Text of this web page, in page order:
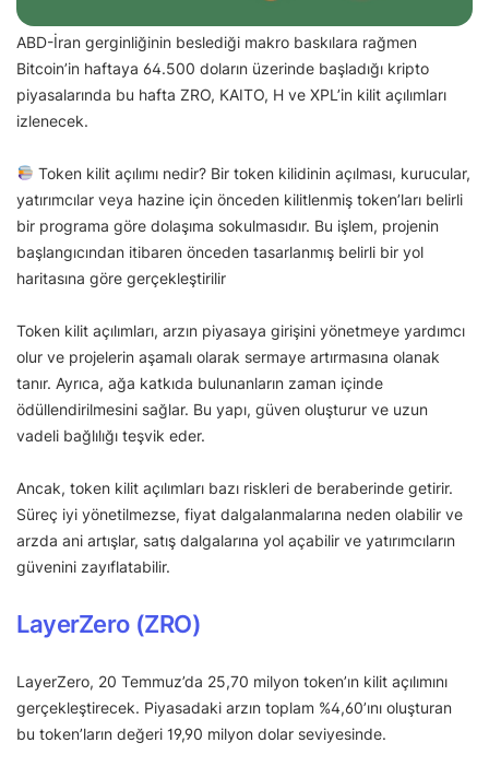
ABD-İran gerginliğinin beslediği makro baskılara rağmen
Bitcoin’in haftaya 64.500 doların üzerinde başladığı kripto
piyasalarında bu hafta ZRO, KAITO, H ve XPL’in kilit açılımları
izlenecek.
Token kilit açılımı nedir? Bir token kilidinin açılması, kurucular,
yatırımcılar veya hazine için önceden kilitlenmiş token’ları belirli
bir programa göre dolaşıma sokulmasıdır. Bu işlem, projenin
başlangıcından itibaren önceden tasarlanmış belirli bir yol
haritasına göre gerçekleştirilir
Token kilit açılımları, arzın piyasaya girişini yönetmeye yardımcı
olur ve projelerin aşamalı olarak sermaye artırmasına olanak
tanır. Ayrıca, ağa katkıda bulunanların zaman içinde
ödüllendirilmesini sağlar. Bu yapı, güven oluşturur ve uzun
vadeli bağlılığı teşvik eder.
Ancak, token kilit açılımları bazı riskleri de beraberinde getirir.
Süreç iyi yönetilmezse, fiyat dalgalanmalarına neden olabilir ve
arzda ani artışlar, satış dalgalarına yol açabilir ve yatırımcıların
güvenini zayıflatabilir.
LayerZero (ZRO)
LayerZero, 20 Temmuz’da 25,70 milyon token’ın kilit açılımını
gerçekleştirecek. Piyasadaki arzın toplam %4,60’ını oluşturan
bu token’ların değeri 19,90 milyon dolar seviyesinde.